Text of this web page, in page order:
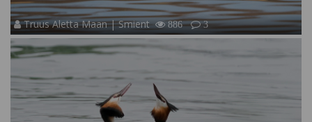
Truus Aletta Maan | Smient 886 3